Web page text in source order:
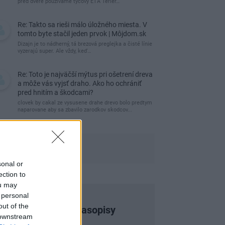
or
to
may
of the
Re: Takto sa rieši málo úložného miesta. V
tomto byte stačil jeden prvok | Môjdom.sk
Dizajn je to nádherný, tá brezová preglejka a čisté línie
vyzerajú super. Ale vždy, keď…
Re: Toto je najväčší mýtus pri ošetrení dreva
a môže vás vyjsť draho. Ako ho ochrániť
pred hnitím a škodcami?
clovek by cakal ze vysusene drahe drevo bolo predtym
naparovane aby sa zbavilo zarodkov skodcov...
Najnovšie časopisy